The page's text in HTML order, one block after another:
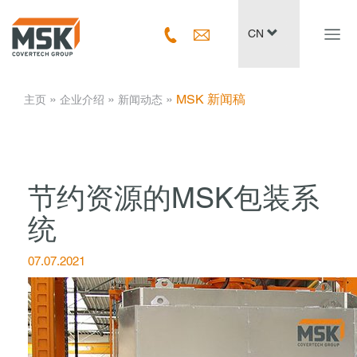
CN
主页 ­ » ­ 企业介绍 ­ » ­ 新闻动态 ­ » ­ MSK 新闻稿
节约资源的MSK包装系
统
07.07.2021